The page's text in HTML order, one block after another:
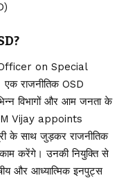
on Special
एक राजनीतिक OSD
विभागों और आम जनता के
Vijay appoints
के साथ जुड़कर राजनीतिक
करेंगे। उनकी नियुक्ति से
और आध्यात्मिक इनपुट्स